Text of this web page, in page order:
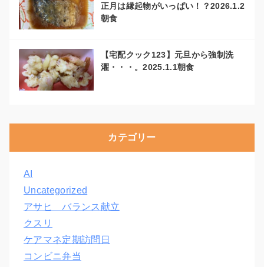
正月は縁起物がいっぱい！？2026.1.2
朝食
【宅配クック123】元旦から強制洗
濯・・・。2025.1.1朝食
カテゴリー
AI
Uncategorized
アサヒ バランス献立
クスリ
ケアマネ定期訪問日
コンビニ弁当